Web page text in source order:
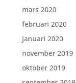
mars 2020
februari 2020
januari 2020
november 2019
oktober 2019